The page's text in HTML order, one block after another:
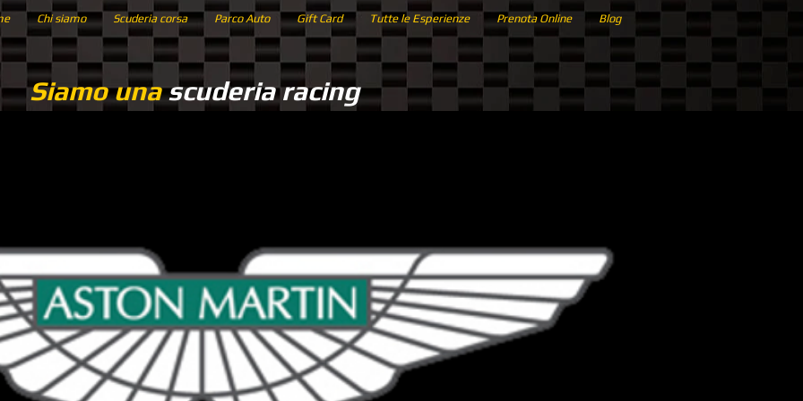
Chi siamo Scuderia corsa Parco Auto Gift Card Tutte le Esperienze Prenota Online Blog
Siamo unascuderia racing